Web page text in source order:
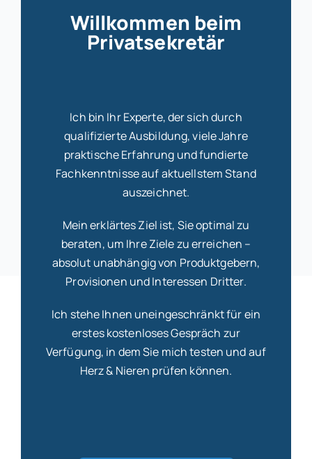
Willkommen beim
Privatsekretär
Ich bin Ihr Experte, der sich durch
qualifizierte Ausbildung, viele Jahre
praktische Erfahrung und fundierte
Fachkenntnisse auf aktuellstem Stand
auszeichnet.
Mein erklärtes Ziel ist, Sie optimal zu
beraten, um Ihre Ziele zu erreichen –
absolut unabhängig von Produktgebern,
Provisionen und Interessen Dritter.
Ich stehe Ihnen uneingeschränkt für ein
erstes kostenloses Gespräch zur
Verfügung, in dem Sie mich testen und auf
Herz & Nieren prüfen können.